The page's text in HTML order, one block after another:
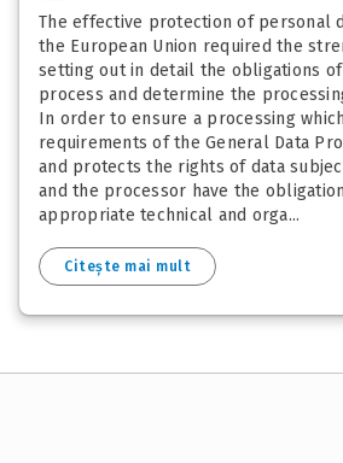
The effective protection of personal
the European Union required the
setting out in detail the obligations
process and determine the
In order to ensure a processing
requirements of the General Data
and protects the rights of data
and the processor have the
appropriate technical and orga...
Citește mai mult